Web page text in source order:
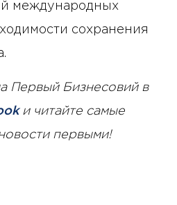
международных
сохранения
Первый Бизнесовий в
и читайте самые
первыми!